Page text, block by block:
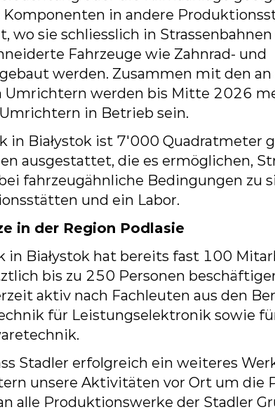
Komponenten in andere
wo sie schliesslich in
Fahrzeuge wie Zahnrad- und
werden. Zusammen mit den an
Umrichtern werden bis Mitte 2026
in Betrieb sein.
in Białystok ist 7'000 Quadratmeter
ausgestattet, die es ermöglichen,
fahrzeugähnliche Bedingungen zu
und ein Labor.
in der Region Podlasie
in Białystok hat bereits fast 100
bis zu 250 Personen
aktiv nach Fachleuten aus den
für Leistungselektronik sowie
Stadler erfolgreich ein weiteres
unsere Aktivitäten vor Ort um die
alle Produktionswerke der Stadler